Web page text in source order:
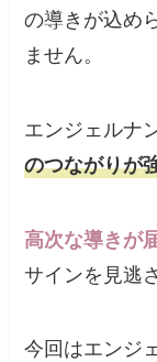
の導きが込め
ません。
エンジェルナ
のつながりが
高次な導きが
サインを見逃
今回はエンジ